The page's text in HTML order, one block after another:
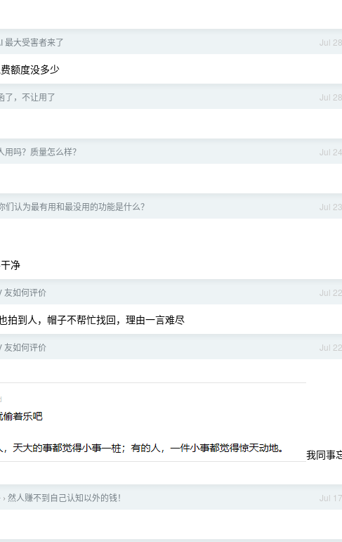
Jul 28
最大受害者来了
额度没多少
Jul 28
了，不让用了
Jul 24
用吗？质量怎么样？
Jul 23
们认为最有用和最没用的功能是什么？
净
Jul 22
友如何评价
拍到人，帽子不帮忙找回，理由一言难尽
Jul 22
友如何评价
我同事
Jul 17
› 然人赚不到自己认知以外的钱！